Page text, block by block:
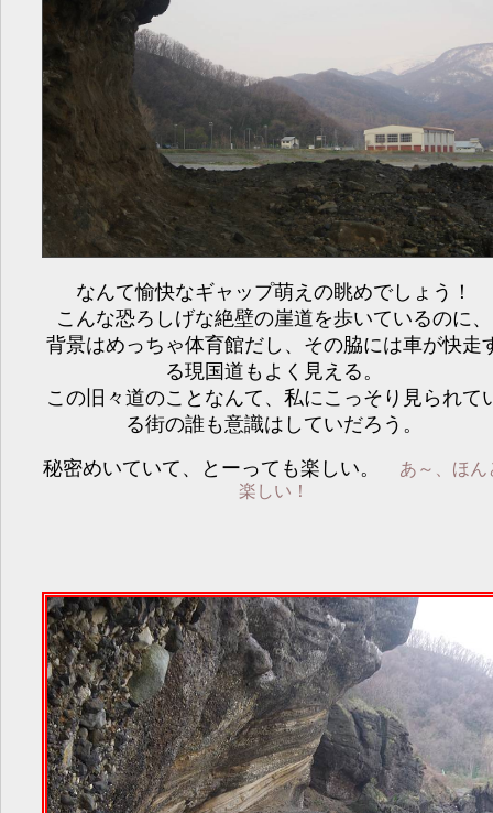
なんて愉快なギャップ萌えの眺めでしょう！
こんな恐ろしげな絶壁の崖道を歩いているのに、
背景はめっちゃ体育館だし、その脇には車が快走
る現国道もよく見える。
この旧々道のことなんて、私にこっそり見られて
る街の誰も意識はしていだろう。
秘密めいていて、とーっても楽しい。
あ～、ほん
楽しい！